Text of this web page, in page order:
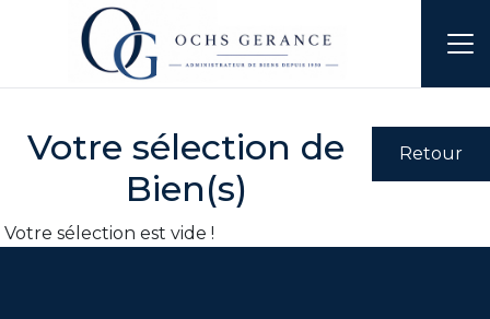
AccueilMon compteMa sélection
Votre sélection de
Bien(s)
Votre sélection est vide !